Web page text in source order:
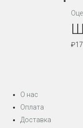
₽
О нас
Оплата
Доставка